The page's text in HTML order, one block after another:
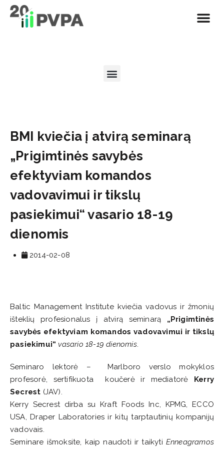
BMI kviečia į atvirą seminarą
„Prigimtinės savybės
efektyviam komandos
vadovavimui ir tikslų
pasiekimui“ vasario 18-19
dienomis
2014-02-08
Baltic Management Institute kviečia vadovus ir žmonių
išteklių profesionalus į atvirą seminarą „Prigimtinės
savybės efektyviam komandos vadovavimui ir tikslų
pasiekimui“ vasario 18-19 dienomis.
Seminaro lektorė – Marlboro verslo mokyklos
profesorė, sertifikuota koučerė ir mediatorė Kerry
Secrest (JAV).
Kerry Secrest dirba su Kraft Foods Inc, KPMG, ECCO
USA, Draper Laboratories ir kitų tarptautinių kompanijų
vadovais.
Seminare išmoksite, kaip naudoti ir taikyti Enneagramos